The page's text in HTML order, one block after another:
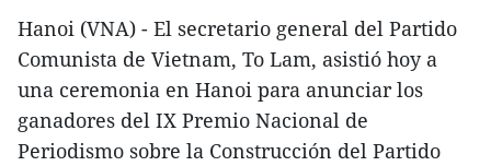
Hanoi (VNA) - El secretario general del Partido
Comunista de Vietnam, To Lam, asistió hoy a
una ceremonia en Hanoi para anunciar los
ganadores del IX Premio Nacional de
Periodismo sobre la Construcción del Partido